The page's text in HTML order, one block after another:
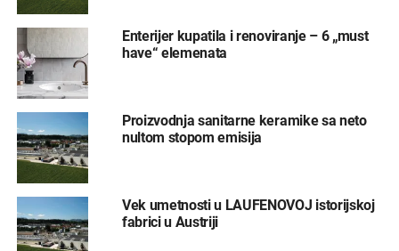
Enterijer kupatila i renoviranje – 6 „must
have“ elemenata
Proizvodnja sanitarne keramike sa neto
nultom stopom emisija
Vek umetnosti u LAUFENOVOJ istorijskoj
fabrici u Austriji